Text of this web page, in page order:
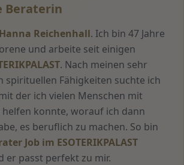
Beraterin
Reichenhall. Ich bin 47 Jahre
und arbeite seit einigen
. Nach meinen sehr
spirituellen Fähigkeiten suchte ich
der ich vielen Menschen mit
helfen konnte, worauf ich dann
es beruflich zu machen. So bin
Job im ESOTERIKPALAST
er passt perfekt zu mir.